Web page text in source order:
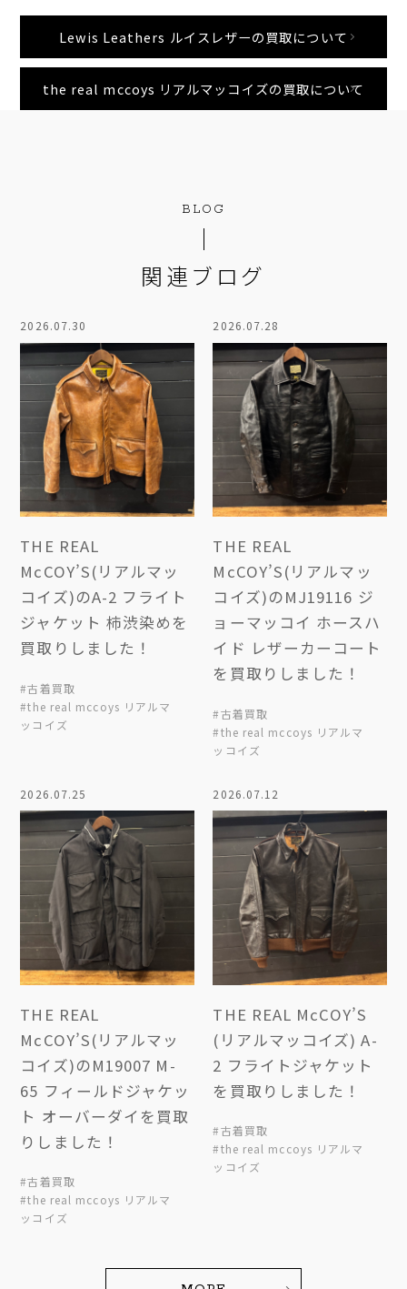
Lewis Leathers ルイスレザーの買取について
the real mccoys リアルマッコイズの買取について
BLOG
関連ブログ
2026.07.30
THE REAL
McCOY’S(リアルマッ
コイズ)のA-2 フライト
ジャケット 柿渋染めを
買取りしました！
#古着買取
#the real mccoys リアルマ
ッコイズ
2026.07.28
THE REAL
McCOY’S(リアルマッ
コイズ)のMJ19116 ジ
ョーマッコイ ホースハ
イド レザーカーコート
を買取りしました！
#古着買取
#the real mccoys リアルマ
ッコイズ
2026.07.25
THE REAL
McCOY’S(リアルマッ
コイズ)のM19007 M-
65 フィールドジャケッ
ト オーバーダイを買取
りしました！
#古着買取
#the real mccoys リアルマ
ッコイズ
2026.07.12
THE REAL McCOY’S
(リアルマッコイズ) A-
2 フライトジャケット
を買取りしました！
#古着買取
#the real mccoys リアルマ
ッコイズ